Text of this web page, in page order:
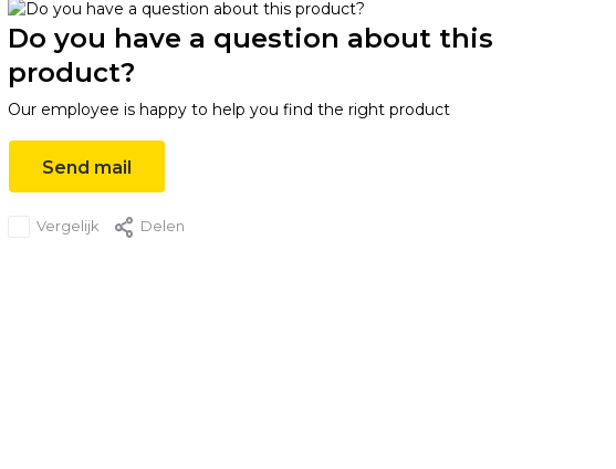
Do you have a question about this
product?
Our employee is happy to help you find the right product
Send mail
Vergelijk Delen